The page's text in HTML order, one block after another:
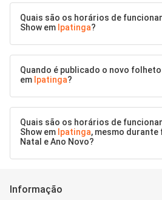
Quais são os horários de
Show em Ipatinga?
Quando é publicado o novo folheto
em Ipatinga?
Quais são os horários de
Show em Ipatinga, mesmo
Natal e Ano Novo?
Informação